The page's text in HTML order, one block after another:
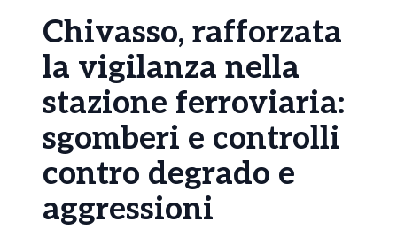
Chivasso, rafforzata
la vigilanza nella
stazione ferroviaria:
sgomberi e controlli
contro degrado e
aggressioni